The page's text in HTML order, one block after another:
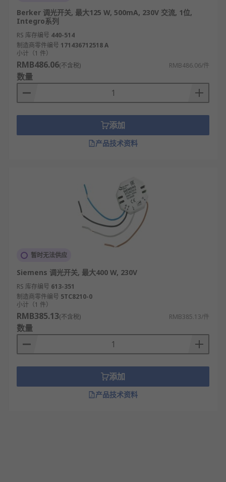
Berker 调光开关, 最大125 W, 500mA, 230V 交流, 1位,
Integro系列
RS 库存编号 440-514
制造商零件编号 171436712518 A
小计（1 件）
RMB486.06(不含税) RMB486.06/件
数量
添加
产品技术资料
暂时无法供应
Siemens 调光开关, 最大400 W, 230V
RS 库存编号 613-351
制造商零件编号 5TC8210-0
小计（1 件）
RMB385.13(不含税) RMB385.13/件
数量
添加
产品技术资料